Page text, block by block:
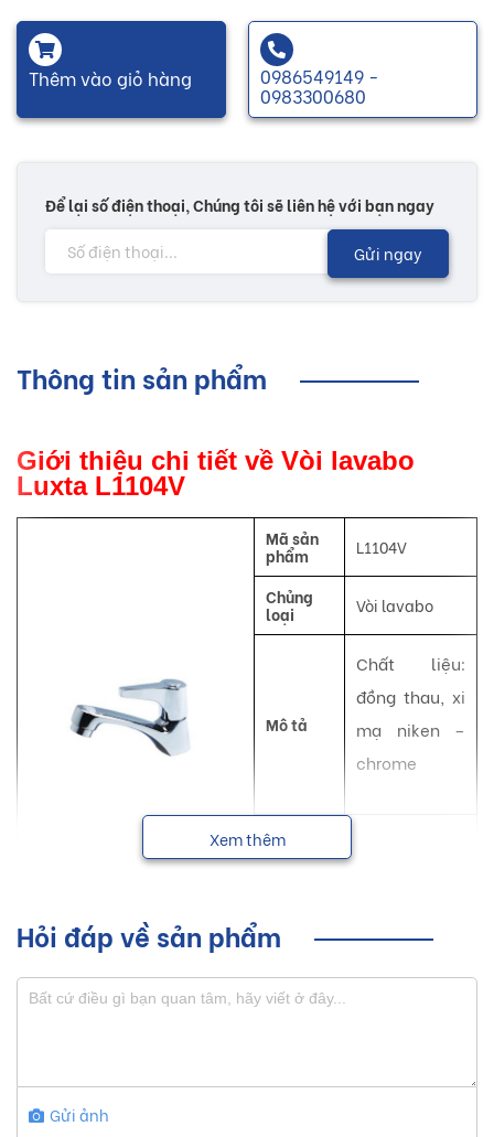
Thêm vào giỏ hàng 0986549149 -
0983300680
Để lại số điện thoại, Chúng tôi sẽ liên hệ với bạn ngay
Gửi ngay
Thông tin sản phẩm
Giới thiệu chi tiết về Vòi lavabo
Luxta L1104V
Mã sản
phẩm L1104V
Chủng
loại Vòi lavabo
Mô tả
Chất liệu:
đồng thau, xi
mạ niken –
chrome
Bảo
hành
Vòi lavabo Luxta với những đường nét thanh thoát giúp tạo
nên một không gian sống hiện đại, tiện nghi và sang trọng
Luxta
Xem thêm
Hỏi đáp về sản phẩm
Gửi ảnh